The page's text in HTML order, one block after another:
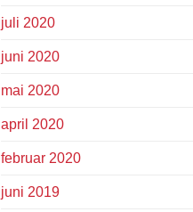
juli 2020
juni 2020
mai 2020
april 2020
februar 2020
juni 2019